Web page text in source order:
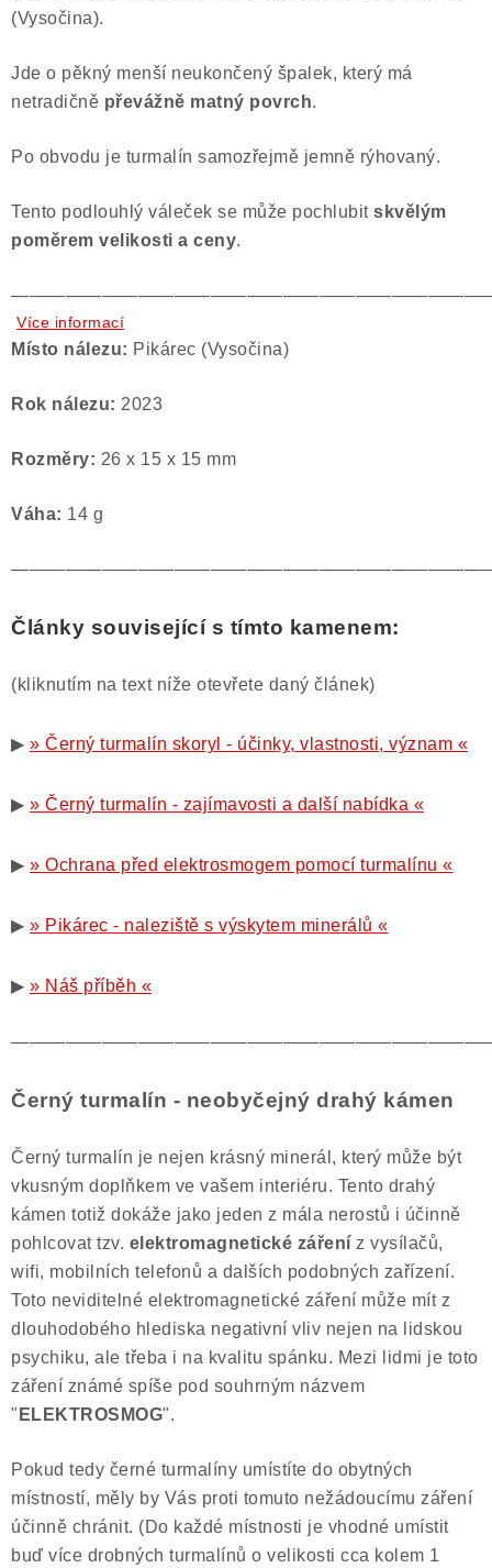
Výkup minerálů a drahých kamenů
Formulář pro odstoupení od smlouvy
(Vysočina).
Jde o pěkný menší neukončený špalek, který má
netradičně převážně matný povrch.
Po obvodu je turmalín samozřejmě jemně rýhovaný.
Tento podlouhlý váleček se může pochlubit skvělým
poměrem velikosti a ceny.
Více informací
Místo nálezu: Pikárec (Vysočina)
Rok nálezu: 2023
Rozměry: 26 x 15 x 15 mm
Váha: 14 g
Články související s tímto kamenem:
(kliknutím na text níže otevřete daný článek)
▶ » Černý turmalín skoryl - účinky, vlastnosti, význam «
▶ » Černý turmalín - zajímavosti a další nabídka «
▶ » Ochrana před elektrosmogem pomocí turmalínu «
▶ » Pikárec - naleziště s výskytem minerálů «
▶ » Náš příběh «
Černý turmalín - neobyčejný drahý kámen
Černý turmalín je nejen krásný minerál, který může být
vkusným doplňkem ve vašem interiéru. Tento drahý
kámen totiž dokáže jako jeden z mála nerostů i účinně
pohlcovat tzv. elektromagnetické záření z vysílačů,
wifi, mobilních telefonů a dalších podobných zařízení.
Toto neviditelné elektromagnetické záření může mít z
dlouhodobého hlediska negativní vliv nejen na lidskou
psychiku, ale třeba i na kvalitu spánku. Mezi lidmi je toto
záření známé spíše pod souhrným názvem
" ELEKTROSMOG".
Pokud tedy černé turmalíny umístíte do obytných
místností, měly by Vás proti tomuto nežádoucímu záření
účinně chránit. (Do každé místnosti je vhodné umístit
buď více drobných turmalínů o velikosti cca kolem 1